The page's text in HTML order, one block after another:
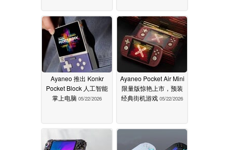
Ayaneo 推出 Konkr
Pocket Block 人工智能
掌上电脑 05/22/2026
Ayaneo Pocket Air Mini
限量版惊艳上市，预装
经典街机游戏 05/22/2026